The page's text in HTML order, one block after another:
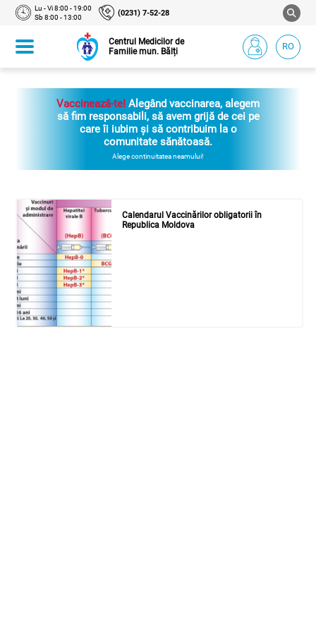
Lu - Vi 8:00 - 19:00
Sb 8:00 - 13:00
(0231) 7-52-28
Centrul Medicilor de
Familie mun. Bălți
RO
Vaccinează-te! Alegând vaccinarea, alegem
să fim responsabili, să avem grijă de cei pe
care îi iubim și să contribuim la o
comunitate sănătoasă.
Alege continuitatea neamului!
Calendarul Vaccinărilor obligatorii în
Republica Moldova